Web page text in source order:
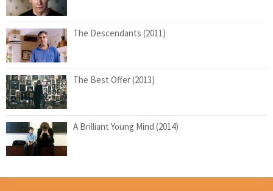
The Descendants (2011)
The Best Offer (2013)
A Brilliant Young Mind (2014)